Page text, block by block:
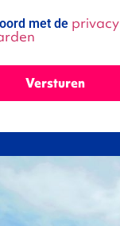
met de privacy
Versturen